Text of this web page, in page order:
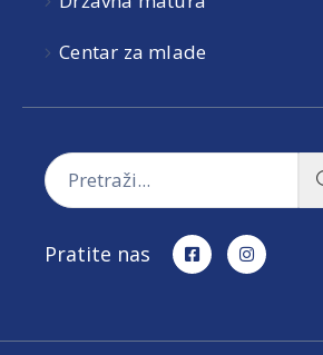
Centar za mlade
Pratite nas